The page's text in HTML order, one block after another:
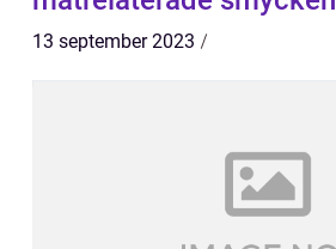
13 september 2023